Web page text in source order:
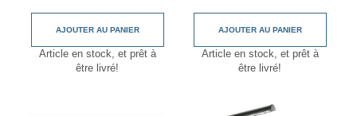
AJOUTER AU PANIER
Article en stock, et prêt à
être livré!
AJOUTER AU PANIER
Article en stock, et prêt à
être livré!